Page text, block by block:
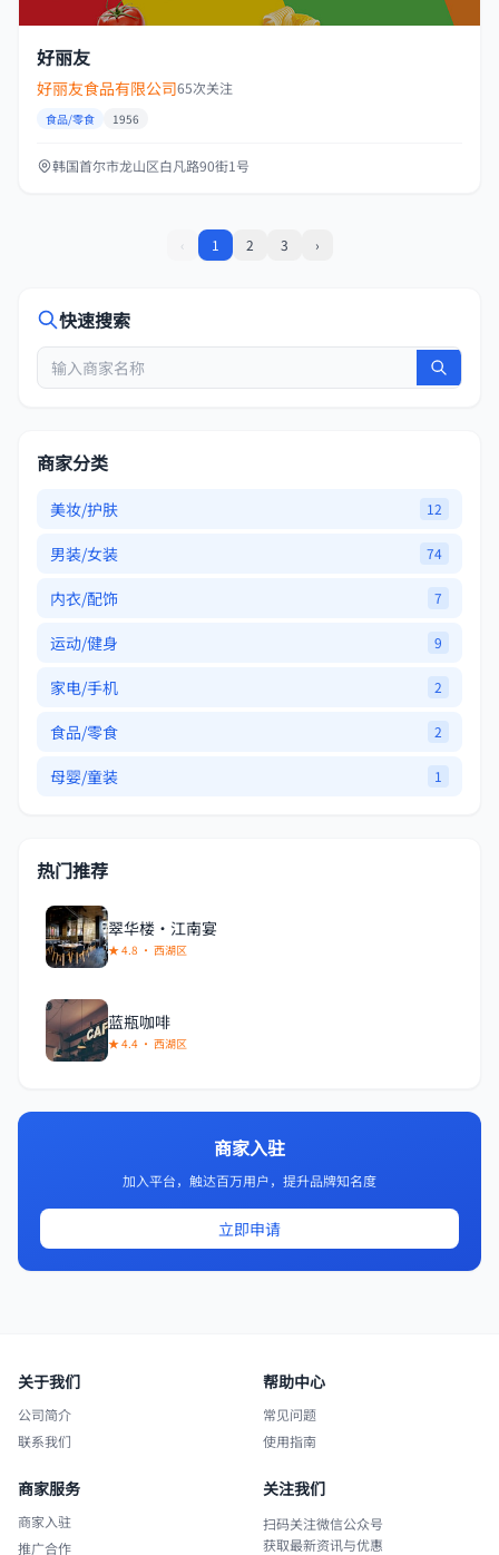
好丽友
好丽友食品有限公司65次关注
食品/零食 1956
韩国首尔市龙山区白凡路90街1号
‹ 1 2 3 ›
快速搜索
商家分类
美妆/护肤 12
男装/女装 74
内衣/配饰 7
运动/健身 9
家电/手机 2
食品/零食 2
母婴/童装 1
热门推荐
翠华楼·江南宴
★ 4.8 · 西湖区
蓝瓶咖啡
★ 4.4 · 西湖区
商家入驻
加入平台，触达百万用户，提升品牌知名度
立即申请
关于我们
公司简介
联系我们
帮助中心
常见问题
使用指南
商家服务
商家入驻
推广合作
关注我们
扫码关注微信公众号
获取最新资讯与优惠